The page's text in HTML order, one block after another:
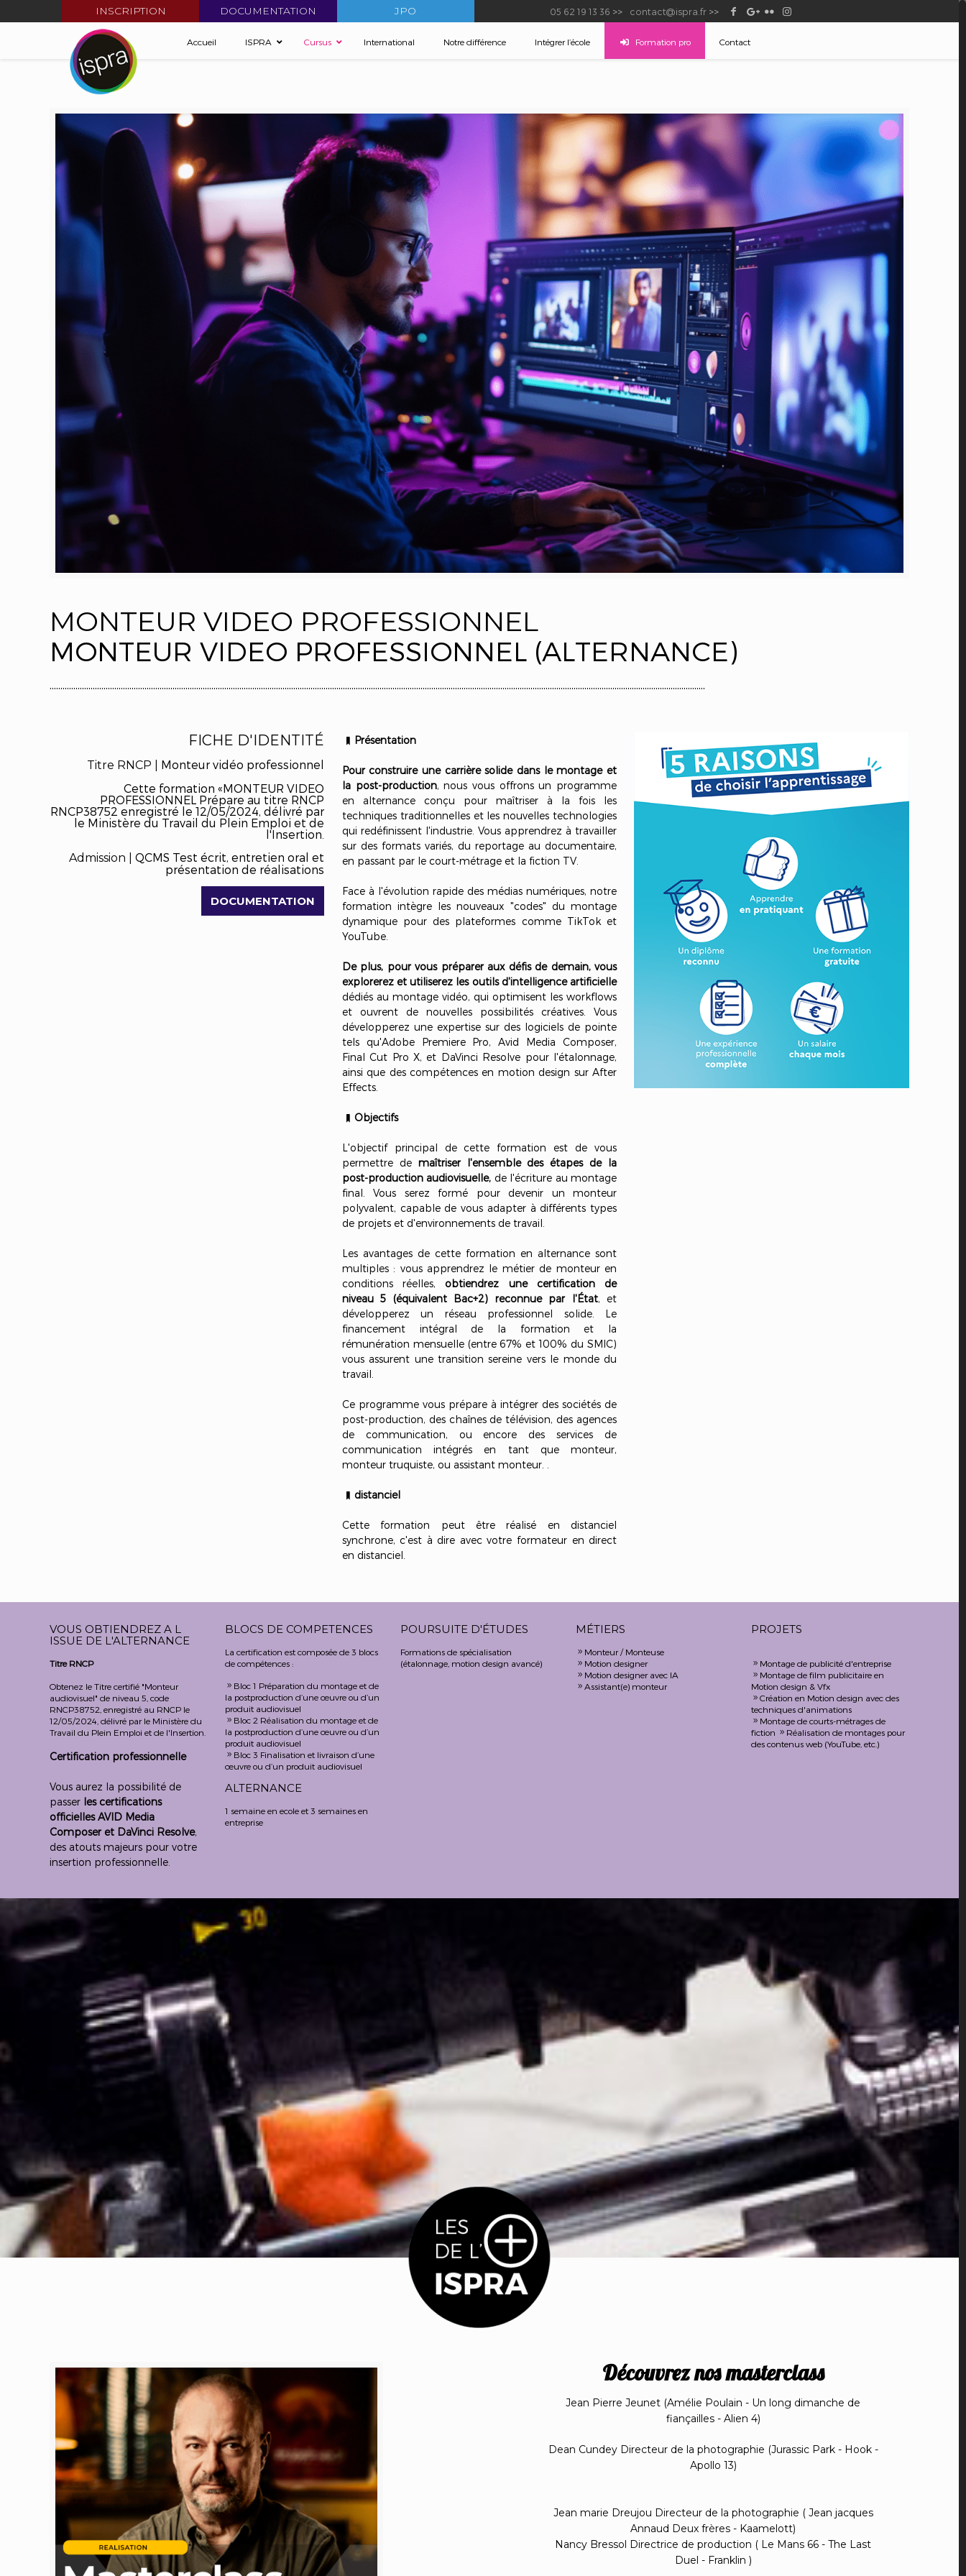
INSCRIPTION DOCUMENTATION JPO contact@ispra.fr>>
05 62 19 13 36 >>
Accueil ISPRA Cursus International Notre différence Intégrer l’école Formation pro Contact
MONTEUR VIDEO PROFESSIONNEL
MONTEUR VIDEO PROFESSIONNEL (ALTERNANCE)
................................................................................................................................................................................................................................................................................................................
FICHE D'IDENTITÉ
Titre RNCP |
Monteur vidéo professionnel
Cette formation «MONTEUR VIDEO
PROFESSIONNEL Prépare au titre RNCP
RNCP38752 enregistré le 12/05/2024, délivré par
le Ministère du Travail du Plein Emploi et de
l'Insertion.
Admission |
QCMS Test écrit, entretien oral et
présentation de réalisations
DOCUMENTATION
Présentation
Pour construire une carrière solide dans le montage et
la post-production, nous vous offrons un programme
en alternance conçu pour maîtriser à la fois les
techniques traditionnelles et les nouvelles technologies
qui redéfinissent l'industrie. Vous apprendrez à travailler
sur des formats variés, du reportage au documentaire,
en passant par le court-métrage et la fiction TV.
Face à l'évolution rapide des médias numériques, notre
formation intègre les nouveaux "codes" du montage
dynamique pour des plateformes comme TikTok et
YouTube.
De plus, pour vous préparer aux défis de demain, vous
explorerez et utiliserez les outils d'intelligence artificielle
dédiés au montage vidéo, qui optimisent les workflows
et ouvrent de nouvelles possibilités créatives. Vous
développerez une expertise sur des logiciels de pointe
tels qu'Adobe Premiere Pro, Avid Media Composer,
Final Cut Pro X, et DaVinci Resolve pour l'étalonnage,
ainsi que des compétences en motion design sur After
Effects.
Objectifs
L'objectif principal de cette formation est de vous
permettre de maîtriser l'ensemble des étapes de la
post-production audiovisuelle, de l'écriture au montage
final. Vous serez formé pour devenir un monteur
polyvalent, capable de vous adapter à différents types
de projets et d'environnements de travail.
Les avantages de cette formation en alternance sont
multiples : vous apprendrez le métier de monteur en
conditions réelles,obtiendrez une certification de
niveau 5 (équivalent Bac+2) reconnue par l'État, et
développerez un réseau professionnel solide. Le
financement intégral de la formation et la
rémunération mensuelle (entre 67% et 100% du SMIC)
vous assurent une transition sereine vers le monde du
travail.
Ce programme vous prépare à intégrer des sociétés de
post-production, des chaînes de télévision, des agences
de communication, ou encore des services de
communication intégrés en tant que monteur,
monteur truquiste, ou assistant monteur. .
distanciel
Cette formation peut être réalisé en distanciel
synchrone, c'est à dire avec votre formateur en direct
en distanciel.
VOUS OBTIENDREZ A L
ISSUE DE L'ALTERNANCE
Titre RNCP
Obtenez le Titre certifié "Monteur
audiovisuel" de niveau 5, code
RNCP38752, enregistré au RNCP le
12/05/2024, délivré par le Ministère du
Travail du Plein Emploi et de l'Insertion.
Certification professionnelle
Vous aurez la possibilité de
passer les certifications
officielles AVID Media
Composer et DaVinci Resolve,
des atouts majeurs pour votre
insertion professionnelle.
BLOCS DE COMPETENCES
La certification est composée de 3 blocs
de compétences :
9 Bloc 1 Préparation du montage et de
la postproduction d’une œuvre ou d’un
produit audiovisuel
9 Bloc 2 Réalisation du montage et de
la postproduction d’une œuvre ou d’un
produit audiovisuel
9 Bloc 3 Finalisation et livraison d’une
œuvre ou d’un produit audiovisuel
ALTERNANCE
1 semaine en ecole et 3 semaines en
entreprise
POURSUITE D'ÉTUDES
Formations de spécialisation
(étalonnage, motion design avancé)
MÉTIERS
9 Monteur / Monteuse
9 Motion designer
9 Motion designer avec IA
9Assistant(e) monteur
PROJETS
9 Montage de publicité d'entreprise
9 Montage de film publicitaire en
Motion design & Vfx
9Création en Motion design avec des
techniques d'animations
9 Montage de courts-métrages de
fiction 9 Réalisation de montages pour
des contenus web (YouTube, etc.)
Découvrez nos masterclass
Jean Pierre Jeunet (Amélie Poulain - Un long dimanche de
fiançailles - Alien 4)
Dean Cundey Directeur de la photographie (Jurassic Park - Hook -
Apollo 13)
Jean marie Dreujou Directeur de la photographie ( Jean jacques
Annaud Deux frères - Kaamelott)
Nancy Bressol Directrice de production ( Le Mans 66 - The Last
Duel - Franklin )